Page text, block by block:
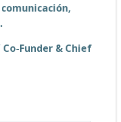
Funder & Chief